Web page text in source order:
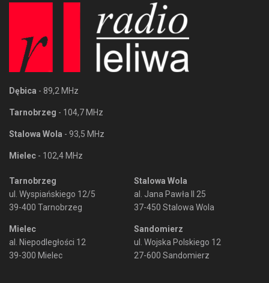
Dębica - 89,2 MHz
Tarnobrzeg - 104,7 MHz
Stalowa Wola - 93,5 MHz
Mielec - 102,4 MHz
Tarnobrzeg
ul. Wyspiańskiego 12/5
39-400 Tarnobrzeg
Mielec
al. Niepodległości 12
39-300 Mielec
Stalowa Wola
al. Jana Pawła II 25
37-450 Stalowa Wola
Sandomierz
ul. Wojska Polskiego 12
27-600 Sandomierz